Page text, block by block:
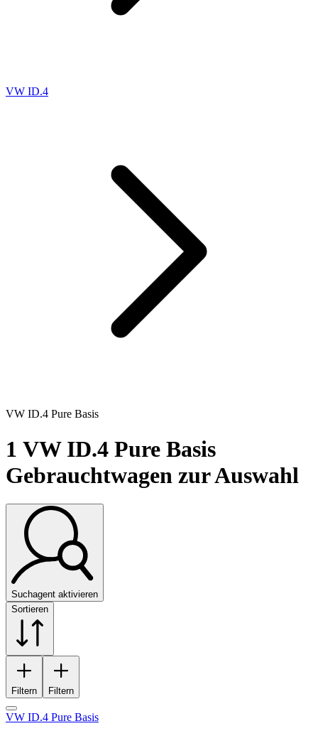
VW ID.4
VW ID.4 Pure Basis
1 VW ID.4 Pure Basis
Gebrauchtwagen zur Auswahl
Suchagent aktivieren
Sortieren
Filtern Filtern
VW ID.4 Pure Basis